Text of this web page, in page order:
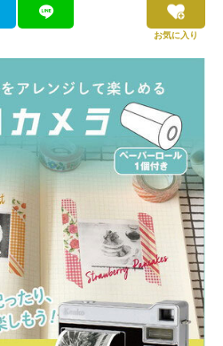
お気に入り